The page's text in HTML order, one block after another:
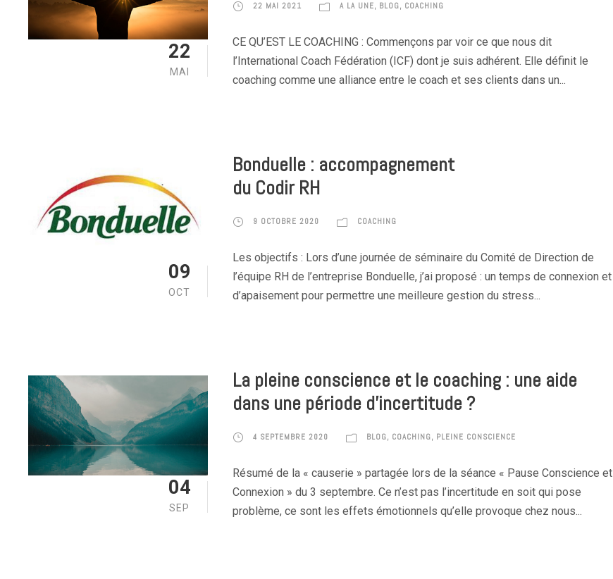
22
MAI
22 MAI 2021 A LA UNE, BLOG, COACHING
CE QU’EST LE COACHING : Commençons par voir ce que nous dit
l’International Coach Fédération (ICF) dont je suis adhérent. Elle définit le
coaching comme une alliance entre le coach et ses clients dans un...
09
OCT
Bonduelle : accompagnement
du Codir RH
9 OCTOBRE 2020 COACHING
Les objectifs : Lors d’une journée de séminaire du Comité de Direction de
l’équipe RH de l’entreprise Bonduelle, j’ai proposé : un temps de connexion et
d’apaisement pour permettre une meilleure gestion du stress...
04
SEP
La pleine conscience et le coaching : une aide
dans une période d’incertitude ?
4 SEPTEMBRE 2020 BLOG, COACHING, PLEINE CONSCIENCE
Résumé de la « causerie » partagée lors de la séance « Pause Conscience et
Connexion » du 3 septembre. Ce n’est pas l’incertitude en soit qui pose
problème, ce sont les effets émotionnels qu’elle provoque chez nous...